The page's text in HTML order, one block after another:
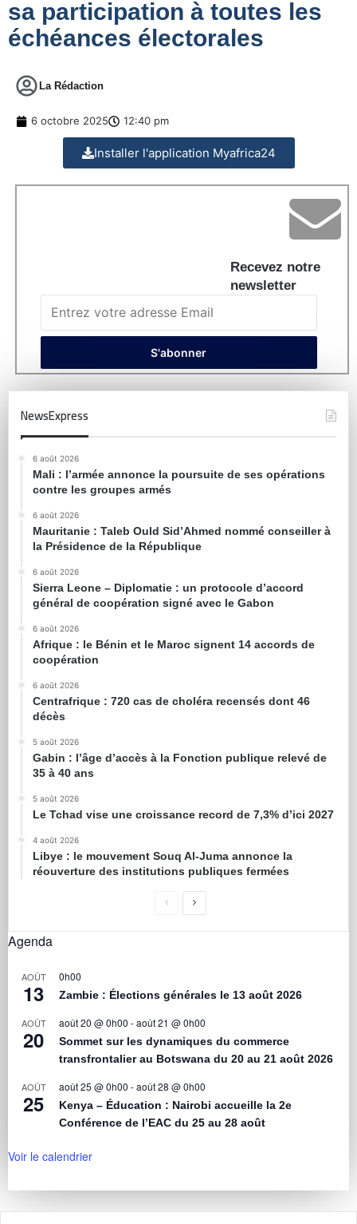
sa participation à toutes les
échéances électorales
La Rédaction
6 octobre 2025 12:40 pm
Installer l'application Myafrica24
Recevez notre
newsletter
NewsExpress
6 août 2026
Mali : l’armée annonce la poursuite de ses opérations
contre les groupes armés
6 août 2026
Mauritanie : Taleb Ould Sid’Ahmed nommé conseiller à
la Présidence de la République
6 août 2026
Sierra Leone – Diplomatie : un protocole d’accord
général de coopération signé avec le Gabon
6 août 2026
Afrique : le Bénin et le Maroc signent 14 accords de
coopération
6 août 2026
Centrafrique : 720 cas de choléra recensés dont 46
décès
5 août 2026
Gabin : l’âge d’accès à la Fonction publique relevé de
35 à 40 ans
5 août 2026
Le Tchad vise une croissance record de 7,3% d’ici 2027
4 août 2026
Libye : le mouvement Souq Al-Juma annonce la
réouverture des institutions publiques fermées
Agenda
AOÛT
13
0h00
Zambie : Élections générales le 13 août 2026
AOÛT
20
août 20 @ 0h00 -août 21 @ 0h00
Sommet sur les dynamiques du commerce
transfrontalier au Botswana du 20 au 21 août 2026
AOÛT
25
août 25 @ 0h00 -août 28 @ 0h00
Kenya – Éducation : Nairobi accueille la 2e
Conférence de l’EAC du 25 au 28 août
Voir le calendrier